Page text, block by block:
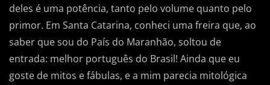
deles é uma potência, tanto pelo volume quanto pelo
primor. Em Santa Catarina, conheci uma freira que, ao
saber que sou do País do Maranhão, soltou de
entrada: melhor português do Brasil! Ainda que eu
goste de mitos e fábulas, e a mim parecia mitológica